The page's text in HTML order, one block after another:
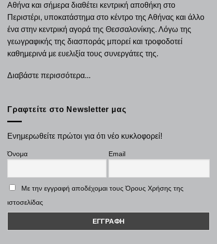
Αθήνα και σήμερα διαθέτει κεντρική αποθήκη στο
Περιστέρι, υποκατάστημα στο κέντρο της Αθήνας και άλλο
ένα στην κεντρική αγορά της Θεσσαλονίκης. Λόγω της
γεωγραφικής της διασποράς μπορεί και τροφοδοτεί
καθημερινά με ευελιξία τους συνεργάτες της.
Διαβάστε περισσότερα...
Γραφτείτε στο Newsletter μας
Ενημερωθείτε πρώτοι για ότι νέο κυκλοφορεί!
Όνομα Email
Με την εγγραφή αποδέχομαι τους Όρους Χρήσης της
ιστοσελίδας